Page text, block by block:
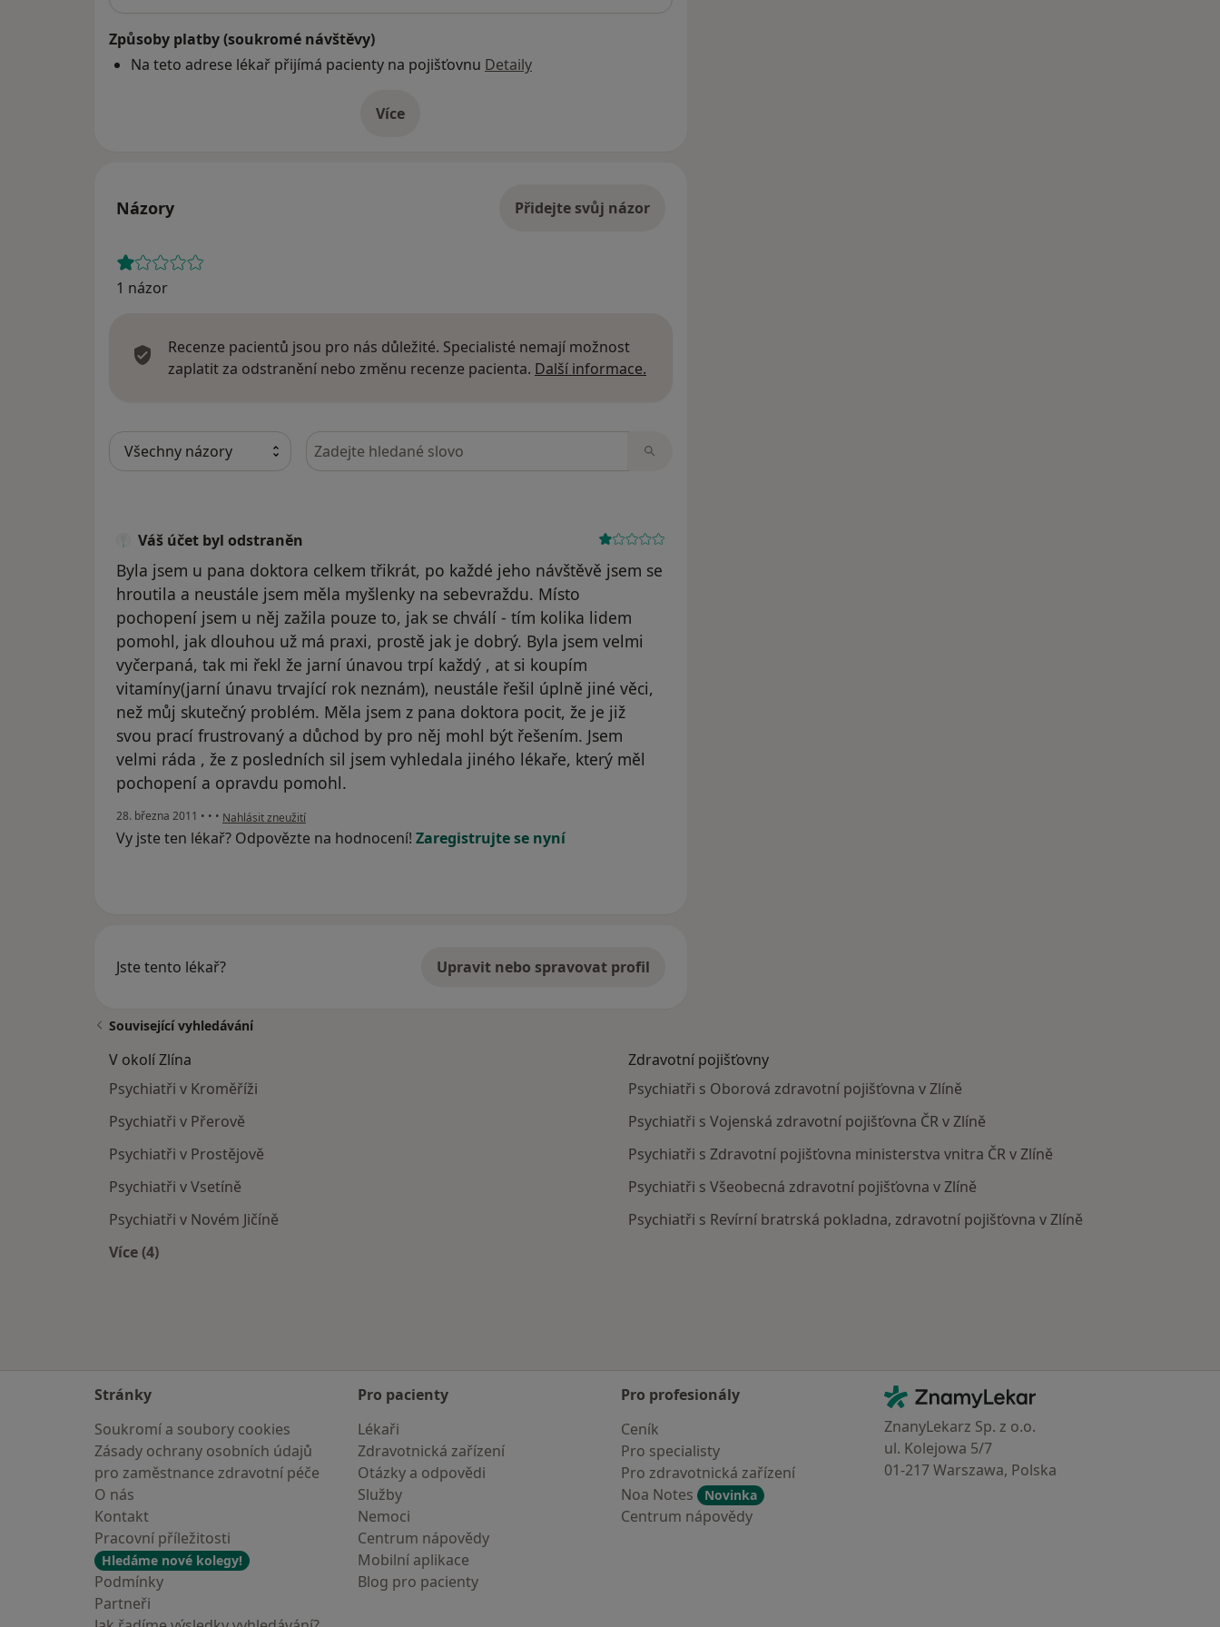
Způsoby platby (soukromé návštěvy)
Na teto adrese lékař přijímá pacienty na pojišťovnu Detaily
Víceo adrese
Názory Přidejte svůj názor
1 názor
Recenze pacientů jsou pro nás důležité. Specialisté nemají možnost
zaplatit za odstranění nebo změnu recenze pacienta. Další informace.
Hledejte v názorech
Váš účet byl odstraněn
Byla jsem u pana doktora celkem třikrát, po každé jeho návštěvě jsem se
hroutila a neustále jsem měla myšlenky na sebevraždu. Místo
pochopení jsem u něj zažila pouze to, jak se chválí - tím kolika lidem
pomohl, jak dlouhou už má praxi, prostě jak je dobrý. Byla jsem velmi
vyčerpaná, tak mi řekl že jarní únavou trpí každý , at si koupím
vitamíny(jarní únavu trvající rok neznám), neustále řešil úplně jiné věci,
než můj skutečný problém. Měla jsem z pana doktora pocit, že je již
svou prací frustrovaný a důchod by pro něj mohl být řešením. Jsem
velmi ráda , že z posledních sil jsem vyhledala jiného lékaře, který měl
pochopení a opravdu pomohl.
28. března 2011 • • • podle názoru uživatele Váš účet byl odstraněn
Nahlásit zneužití
Vy jste ten lékař? Odpovězte na hodnocení! Zaregistrujte se nyní
Jste tento lékař? Upravit nebo spravovat profil
Související vyhledávání
V okolí Zlína
Psychiatři v Kroměříži
Psychiatři v Přerově
Psychiatři v Prostějově
Psychiatři v Vsetíně
Psychiatři v Novém Jičíně
Více (4)
Zdravotní pojišťovny
Psychiatři s Oborová zdravotní pojišťovna v Zlíně
Psychiatři s Vojenská zdravotní pojišťovna ČR v Zlíně
Psychiatři s Zdravotní pojišťovna ministerstva vnitra ČR v Zlíně
Psychiatři s Všeobecná zdravotní pojišťovna v Zlíně
Psychiatři s Revírní bratrská pokladna, zdravotní pojišťovna v Zlíně
Stránky
Soukromí a soubory cookies
Zásady ochrany osobních údajů
pro zaměstnance zdravotní péče
O nás
Kontakt
Pracovní příležitosti
Hledáme nové kolegy!
Podmínky
Partneři
Pro pacienty
Lékaři
Zdravotnická zařízení
Otázky a odpovědi
Služby
Nemoci
Centrum nápovědy
Mobilní aplikace
Blog pro pacienty
Pro profesionály
Ceník
Pro specialisty
Pro zdravotnická zařízení
Noa Notes
Novinka
Centrum nápovědy
Kontakt
ZnamyLekar - Hlavní stránka
ZnanyLekarz Sp. z o.o.
ul. Kolejowa 5/7
01-217 Warszawa, Polska